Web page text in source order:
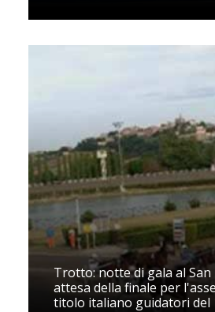
Trotto: notte di gala al San
attesa della finale per
titolo italiano guidatori del